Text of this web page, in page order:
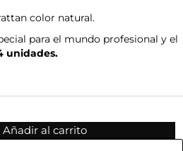
color natural.
para el mundo profesional y el
unidades.
Añadir al carrito